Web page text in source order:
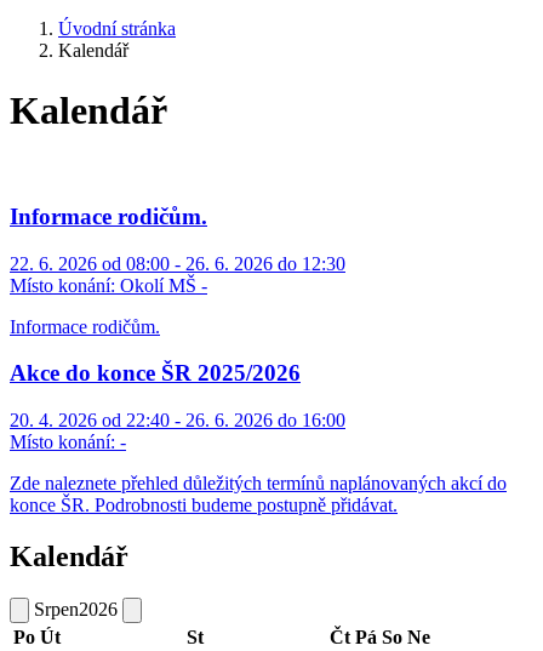
Úvodní stránka
Kalendář
Kalendář
Informace rodičům.
22. 6. 2026 od 08:00 - 26. 6. 2026 do 12:30
Místo konání: Okolí MŠ -
Informace rodičům.
Akce do konce ŠR 2025/2026
20. 4. 2026 od 22:40 - 26. 6. 2026 do 16:00
Místo konání: -
Zde naleznete přehled důležitých termínů naplánovaných akcí do
konce ŠR. Podrobnosti budeme postupně přidávat.
Kalendář
Srpen2026
Po Út St Čt Pá So Ne